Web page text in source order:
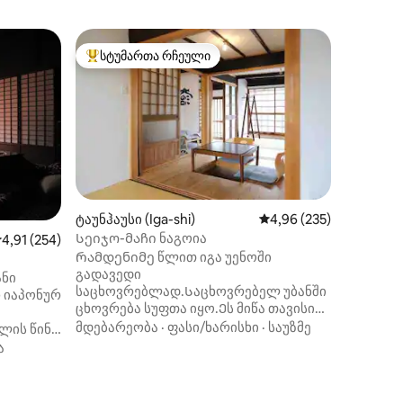
შეფასებაა 5‑დან 4,91, 254 მიმოხილვა
4,91 (254)
იაპონურ
წინ
სტუმართა რჩეული მოწინავე ვარიანტი
სტუმართა რჩეული
ტაუნჰაუსი (Iga-shi) საშუალო შეფასებაა
4,96 (235)
Სეიჯო-მაჩი ნაგოია
Რამდენიმე წლით იგა უენოში
გადავედი
საცხოვრებლად.Საცხოვრებელ უბანში
ცხოვრება სუფთა იყო.Ეს მიწა თავისი
ტრადიციული ქალაქის პეიზაჟითა და
მდებარეობა · ფასი/ხარისხი · საუზმე